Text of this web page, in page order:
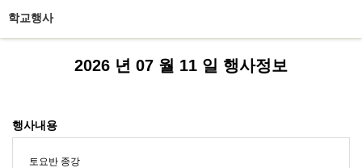
학교행사
2026 년 07 월 11 일 행사정보
행사내용
토요반 종강